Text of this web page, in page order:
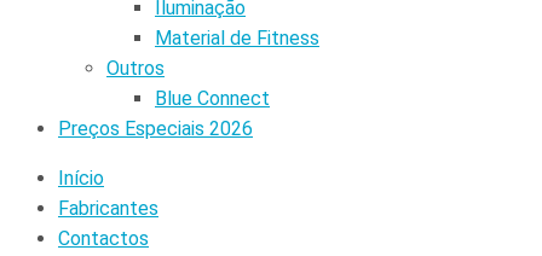
Iluminação
Material de Fitness
Outros
Blue Connect
Preços Especiais 2026
Início
Fabricantes
Contactos